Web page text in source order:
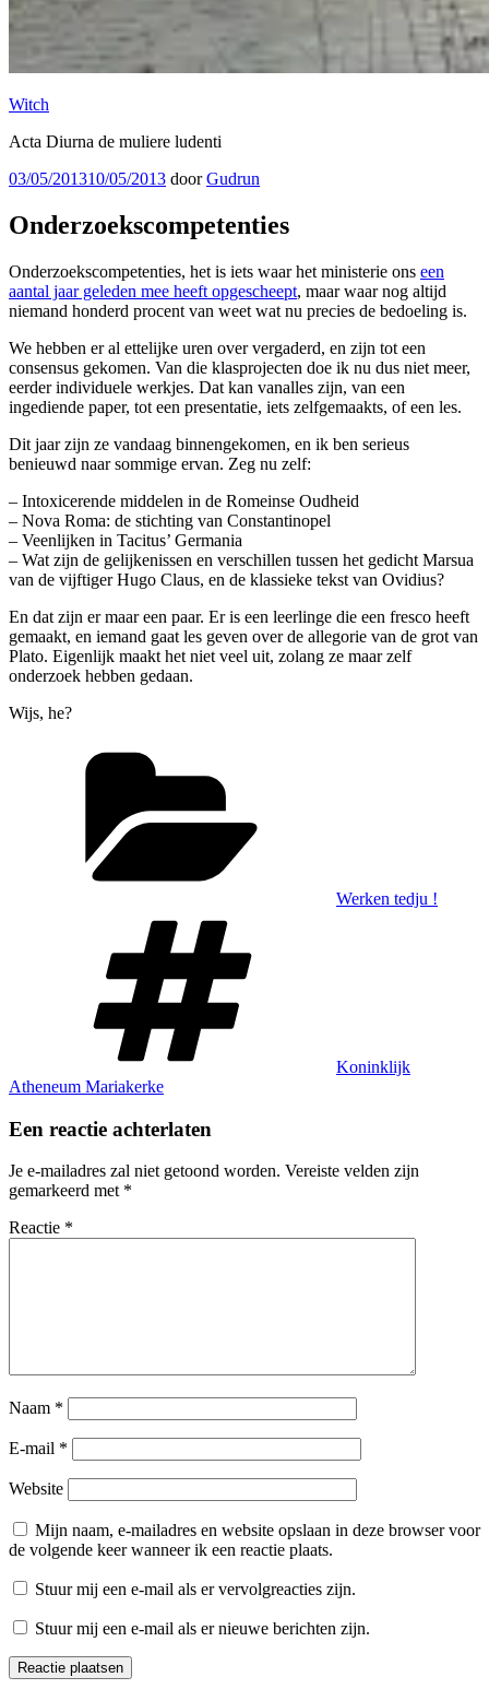
Witch
Acta Diurna de muliere ludenti
Geplaatst
03/05/201310/05/2013 doorGudrun
Onderzoekscompetenties
Onderzoekscompetenties, het is iets waar het ministerie ons een
aantal jaar geleden mee heeft opgescheept, maar waar nog altijd
niemand honderd procent van weet wat nu precies de bedoeling is.
We hebben er al ettelijke uren over vergaderd, en zijn tot een
consensus gekomen. Van die klasprojecten doe ik nu dus niet meer,
eerder individuele werkjes. Dat kan vanalles zijn, van een
ingediende paper, tot een presentatie, iets zelfgemaakts, of een les.
Dit jaar zijn ze vandaag binnengekomen, en ik ben serieus
benieuwd naar sommige ervan. Zeg nu zelf:
– Intoxicerende middelen in de Romeinse Oudheid
– Nova Roma: de stichting van Constantinopel
– Veenlijken in Tacitus’ Germania
– Wat zijn de gelijkenissen en verschillen tussen het gedicht Marsua
van de vijftiger Hugo Claus, en de klassieke tekst van Ovidius?
En dat zijn er maar een paar. Er is een leerlinge die een fresco heeft
gemaakt, en iemand gaat les geven over de allegorie van de grot van
Plato. Eigenlijk maakt het niet veel uit, zolang ze maar zelf
onderzoek hebben gedaan.
Wijs, he?
Werken tedju !
Koninklijk
Atheneum Mariakerke
Een reactie achterlaten
Je e-mailadres zal niet getoond worden. Vereiste velden zijn
gemarkeerd met *
Reactie *
Naam *
E-mail *
Website
Mijn naam, e-mailadres en website opslaan in deze browser voor
de volgende keer wanneer ik een reactie plaats.
Stuur mij een e-mail als er vervolgreacties zijn.
Stuur mij een e-mail als er nieuwe berichten zijn.